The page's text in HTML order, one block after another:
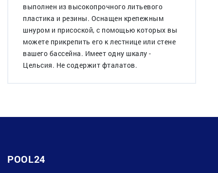
выполнен из высокопрочного литьевого
пластика и резины. Оснащен крепежным
шнуром и присоской, с помощью которых вы
можете прикрепить его к лестнице или стене
вашего бассейна. Имеет одну шкалу -
Цельсия. Не содержит фталатов.
POOL24